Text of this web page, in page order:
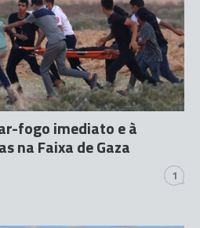
fogo imediato e à
na Faixa de Gaza
1